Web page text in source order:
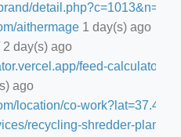
aithermage 1 day(s) ago
2 day(s) ago
feed-calculator
ago
location/co-
recycling-shredder-plant-